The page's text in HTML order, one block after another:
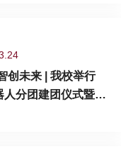
创未来 | 我校举行
人分团建团仪式暨年